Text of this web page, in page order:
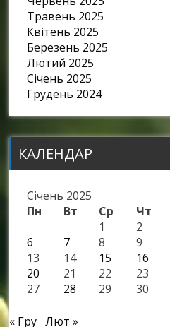
Травень 2025
Квітень 2025
Березень 2025
Лютий 2025
Січень 2025
Грудень 2024
КАЛЕНДАР
Січень 2025
Пн
Вт Ср Чт
1
2
6
7 8 9
13
14 15 16
20
21 22 23
27
28 29 30
« Гру Лют »